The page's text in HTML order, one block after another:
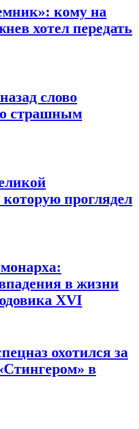
кому на
хотел передать
слово
страшным
проглядел
в жизни
XVI
охотился за
в